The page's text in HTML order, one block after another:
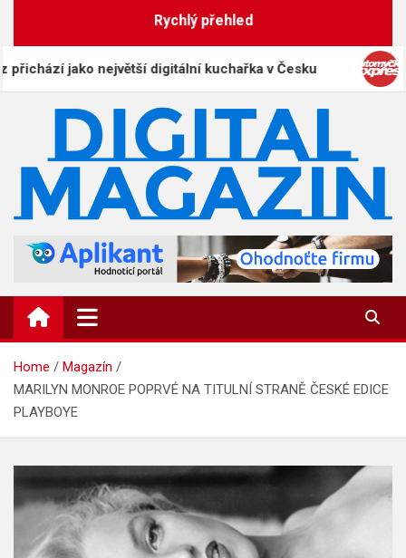
Rychlý přehled
jako největší digitální kuchařka v Česku
DigitalMagazin.cz
Home
Magazín
MARILYN MONROE POPRVÉ NA TITULNÍ STRANĚ ČESKÉ EDICE
PLAYBOYE